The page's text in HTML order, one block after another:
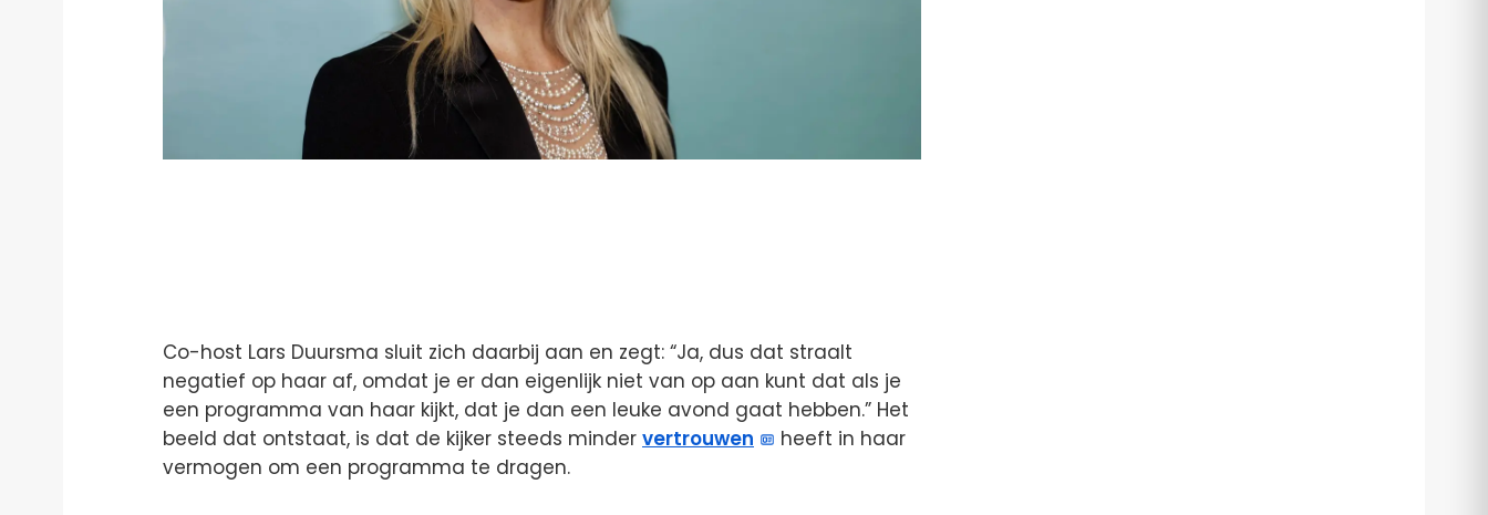
Co-host Lars Duursma sluit zich daarbij aan en zegt: “Ja, dus dat straalt
negatief op haar af, omdat je er dan eigenlijk niet van op aan kunt dat als je
een programma van haar kijkt, dat je dan een leuke avond gaat hebben.” Het
beeld dat ontstaat, is dat de kijker steeds minder vertrouwen
heeft in haar
vermogen om een programma te dragen.